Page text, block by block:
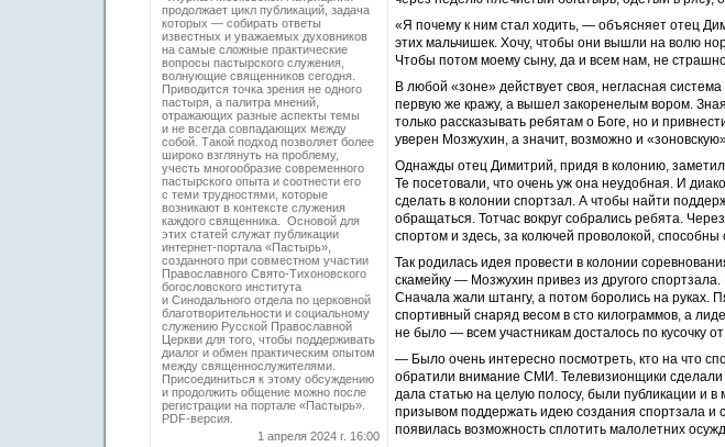
продолжает цикл публикаций, задача
которых — собирать ­ответы
известных и уважаемых духовников
на самые сложные практические
вопросы пастырского служения,
волнующие священников сегодня.
Приводится точка зрения не одного
пастыря, а палитра мнений,
отражающих разные аспекты темы
и не всегда совпадающих между
собой. Такой подход позволяет более
широко взглянуть на проблему,
учесть многообразие современного
пастырского опыта и соотнести его
с теми трудностями, которые
возникают в контексте ­служения
каждого священника. Основой для
этих статей служат публикации
интернет-портала «Пастырь»,
созданного при совместном участии
Православного Свято-Тихоновского
богословского ­института
и Синодального отдела по церковной
благотворительности и социальному
служению Русской Православной
Церкви для того, чтобы поддерживать
диалог и обмен практическим опытом
между священнослужителями.
Присоединиться к этому обсуждению
и продолжить общение можно после
регистрации на портале «Пастырь».
PDF-версия.
1 апреля 2024 г. 16:00
«Я почему к ним стал ходить, — объясняет отец
этих мальчишек. Хочу, чтобы они вышли на волю
Чтобы потом моему сыну, да и всем нам, не
В любой «зоне» действует своя, негласная
первую же кражу, а вышел закоренелым вором.
только рассказывать ребятам о Боге, но и
уверен Мозжухин, а значит, возможно и
Однажды отец Димитрий, придя в колонию,
Те посетовали, что очень уж она неудобная. И
сделать в колонии спортзал. А чтобы найти
обращаться. Тотчас вокруг собрались ребята.
спортом и здесь, за колючей проволокой,
Так родилась идея провести в колонии
скамейку — Мозжухин привез из другого
Сначала жали штангу, а потом боролись на руках.
спортивный снаряд весом в сто килограммов, а
не было — всем участникам досталось по кусочку
— Было очень интересно посмотреть, кто на что
обратили внимание СМИ. Телевизионщики
дала статью на целую полосу, были публикации и в
призывом поддержать идею создания спортзала и
появилась возможность сплотить малолетних